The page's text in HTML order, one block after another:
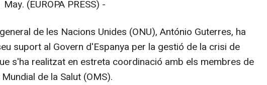
(EUROPA PRESS) -
de les Nacions Unides (ONU), António Guterres, ha
suport al Govern d'Espanya per la gestió de la crisi de
s'ha realitzat en estreta coordinació amb els membres de
de la Salut (OMS).